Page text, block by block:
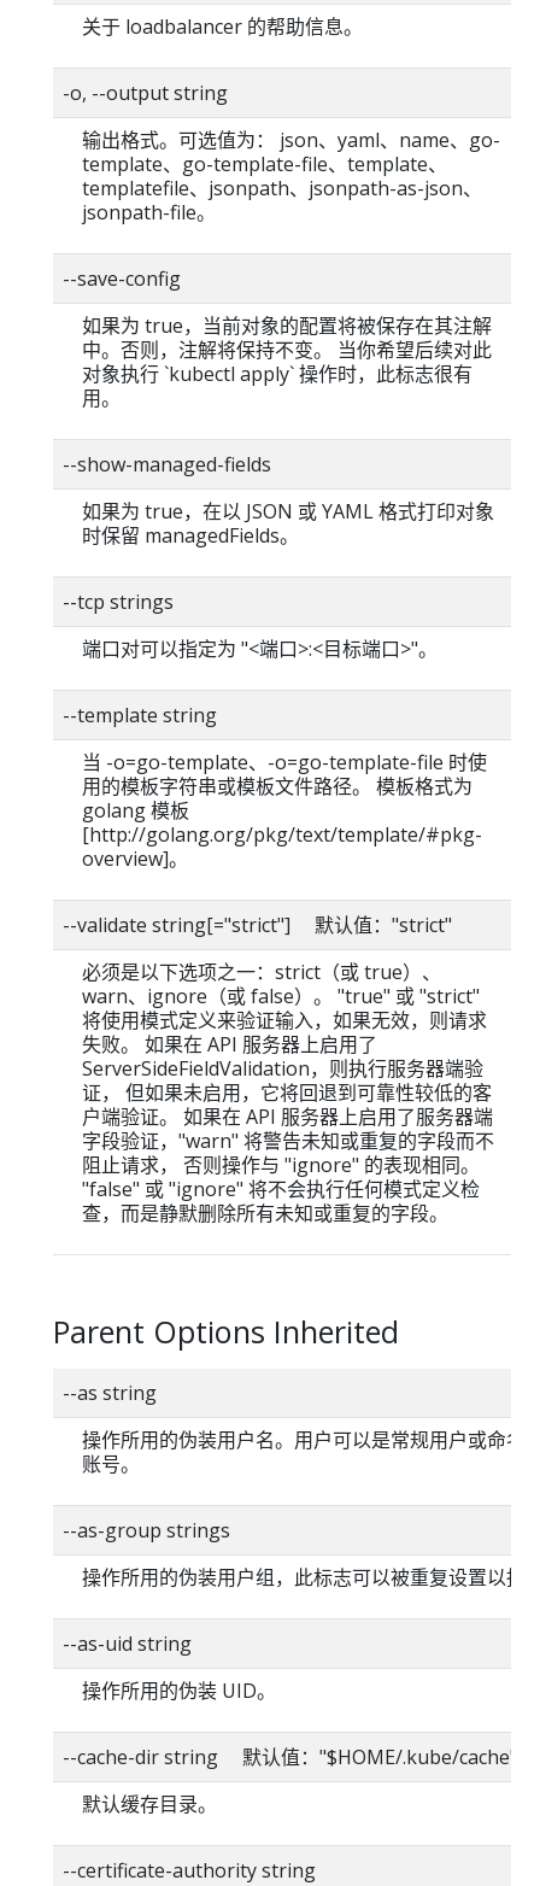
关于 loadbalancer 的帮助信息。
-o, --output string
输出格式。可选值为： json、yaml、name、go-
template、go-template-file、template、
templatefile、jsonpath、jsonpath-as-json、
jsonpath-file。
--save-config
如果为 true，当前对象的配置将被保存在其注解
中。否则，注解将保持不变。 当你希望后续对此
对象执行 `kubectl apply` 操作时，此标志很有
用。
--show-managed-fields
如果为 true，在以 JSON 或 YAML 格式打印对象
时保留 managedFields。
--tcp strings
端口对可以指定为 "<端口>:<目标端口>"。
--template string
当 -o=go-template、-o=go-template-file 时使
用的模板字符串或模板文件路径。 模板格式为
golang 模板
[http://golang.org/pkg/text/template/#pkg-
overview]。
--validate string[="strict"] 默认值："strict"
必须是以下选项之一：strict（或 true）、
warn、ignore（或 false）。 "true" 或 "strict"
将使用模式定义来验证输入，如果无效，则请求
失败。 如果在 API 服务器上启用了
ServerSideFieldValidation，则执行服务器端验
证， 但如果未启用，它将回退到可靠性较低的客
户端验证。 如果在 API 服务器上启用了服务器端
字段验证，"warn" 将警告未知或重复的字段而不
阻止请求， 否则操作与 "ignore" 的表现相同。
"false" 或 "ignore" 将不会执行任何模式定义检
查，而是静默删除所有未知或重复的字段。
Parent Options Inherited
--as string
操作所用的伪装用户名。用户可以是常规用户或命名
账号。
--as-group strings
操作所用的伪装用户组，此标志可以被重复设置以指
--as-uid string
操作所用的伪装 UID。
--cache-dir string 默认值："$HOME/.kube/cache"
默认缓存目录。
--certificate-authority string